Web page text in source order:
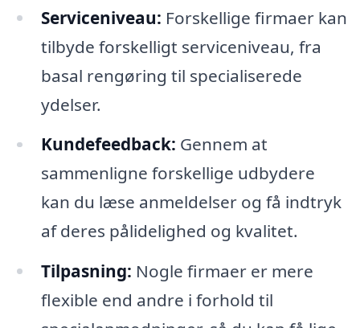
Serviceniveau: Forskellige firmaer kan
tilbyde forskelligt serviceniveau, fra
basal rengøring til specialiserede
ydelser.
Kundefeedback: Gennem at
sammenligne forskellige udbydere
kan du læse anmeldelser og få indtryk
af deres pålidelighed og kvalitet.
Tilpasning: Nogle firmaer er mere
flexible end andre i forhold til